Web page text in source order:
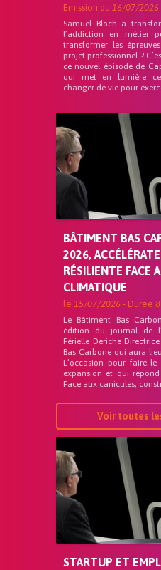
Emission du 16/07/2026
Samuel Bloch a
l’addiction en métier
transformer les
projet professionnel ?
ce nouvel épisode de
qui met en lumière
changer de vie pour
BÂTIMENT BAS
2026,
RÉSILIENTE FACE
CLIMATIQUE
le 15/07/2026 - Durée
Le Bâtiment Bas
édition du journal de
Férielle Deriche
Bas Carbone qui aura
L’occasion pour faire
expansion et qui
Face aux canicules,
Voir toutes
STARTUP ET